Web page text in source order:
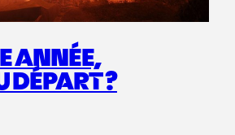
ANNÉE,
DÉPART ?